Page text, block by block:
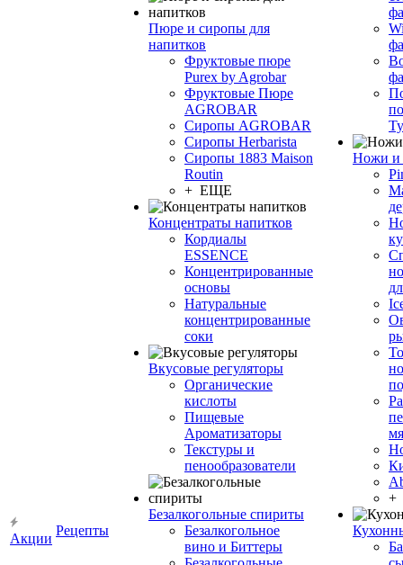
Акции
Рецепты
Пюре и сиропы для
напитков
Фруктовые пюре
Purex by Agrobar
Фруктовые Пюре
AGROBAR
Сиропы AGROBAR
Сиропы Herbarista
Сиропы 1883 Maison
Routin
+ ЕЩЕ
Концентраты напитков
Кордиалы
ESSENCE
Концентрированные
основы
Натуральные
концентрированные
соки
Вкусовые регуляторы
Органические
кислоты
Пищевые
Ароматизаторы
Текстуры и
пенообразователи
Безалкогольные спириты
Безалкогольное
вино и Биттеры
Ножи и
+